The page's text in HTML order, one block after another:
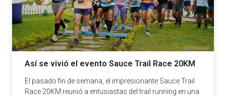
Así se vivió el evento Sauce Trail Race 20KM
El pasado fin de semana, el impresionante Sauce Trail
Race 20KM reunió a entusiastas del trail running en una